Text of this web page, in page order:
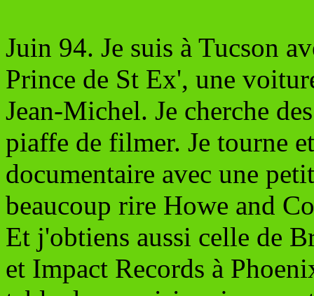
Juin 94. Je suis à Tucson
Prince de St Ex', une
Jean-Michel. Je cherche
piaffe de filmer. Je tourne
documentaire avec une
beaucoup rire Howe and
Et j'obtiens aussi celle de
et Impact Records à